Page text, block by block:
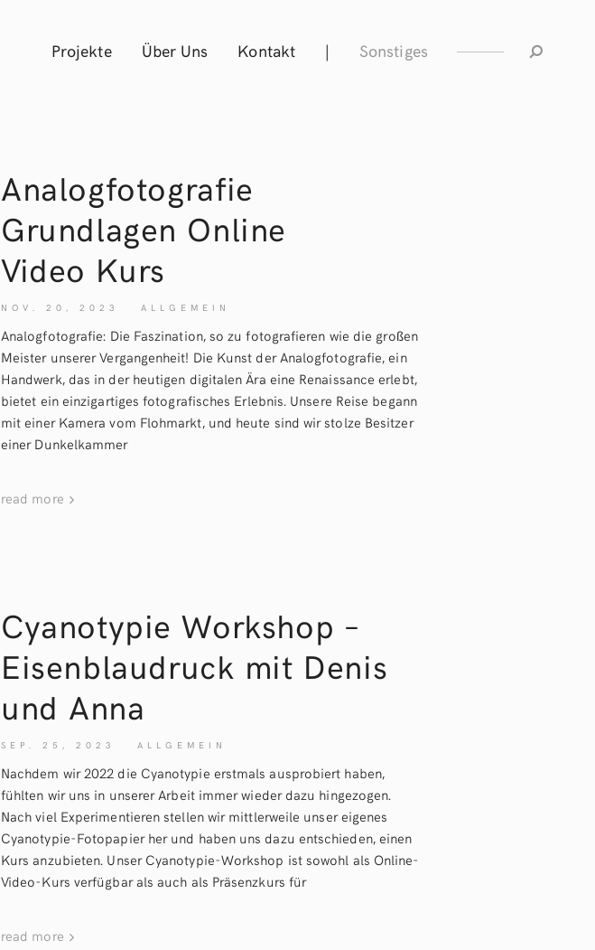
Projekte Über Uns Kontakt | Sonstiges
Analogfotografie
Grundlagen Online
Video Kurs
NOV. 20, 2023 ALLGEMEIN
Analogfotografie: Die Faszination, so zu fotografieren wie die großen
Meister unserer Vergangenheit! Die Kunst der Analogfotografie, ein
Handwerk, das in der heutigen digitalen Ära eine Renaissance erlebt,
bietet ein einzigartiges fotografisches Erlebnis. Unsere Reise begann
mit einer Kamera vom Flohmarkt, und heute sind wir stolze Besitzer
einer Dunkelkammer
read more
Cyanotypie Workshop –
Eisenblaudruck mit Denis
und Anna
SEP. 25, 2023 ALLGEMEIN
Nachdem wir 2022 die Cyanotypie erstmals ausprobiert haben,
fühlten wir uns in unserer Arbeit immer wieder dazu hingezogen.
Nach viel Experimentieren stellen wir mittlerweile unser eigenes
Cyanotypie-Fotopapier her und haben uns dazu entschieden, einen
Kurs anzubieten. Unser Cyanotypie-Workshop ist sowohl als Online-
Video-Kurs verfügbar als auch als Präsenzkurs für
read more